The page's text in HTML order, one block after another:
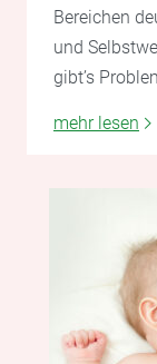
Bereichen
und
gibt’s
mehr lesen